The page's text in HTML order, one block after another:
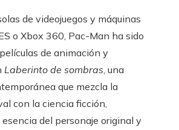
de videojuegos y máquinas
o Xbox 360, Pac-Man ha sido
de animación y
Laberinto de sombras , una
que mezcla la
con la ciencia ficción,
del personaje original y